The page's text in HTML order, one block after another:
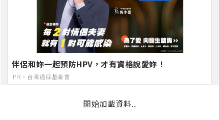
伴侶和妳一起預防HPV，才有資格說愛妳！
PR・台灣癌症基金會
開始加載資料..